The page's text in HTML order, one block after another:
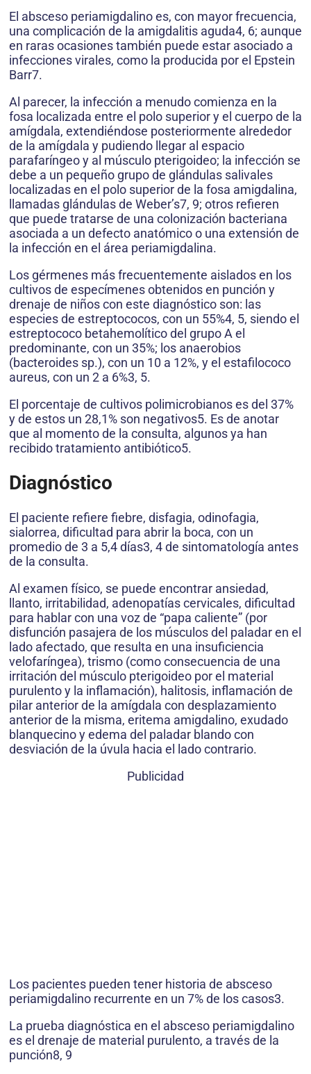
El absceso periamigdalino es, con mayor frecuencia,
una complicación de la amigdalitis aguda4, 6; aunque
en raras ocasiones también puede estar asociado a
infecciones virales, como la producida por el Epstein
Barr7.
Al parecer, la infección a menudo comienza en la
fosa localizada entre el polo superior y el cuerpo de la
amígdala, extendiéndose posteriormente alrededor
de la amígdala y pudiendo llegar al espacio
parafaríngeo y al músculo pterigoideo; la infección se
debe a un pequeño grupo de glándulas salivales
localizadas en el polo superior de la fosa amigdalina,
llamadas glándulas de Weber’s7, 9; otros refieren
que puede tratarse de una colonización bacteriana
asociada a un defecto anatómico o una extensión de
la infección en el área periamigdalina.
Los gérmenes más frecuentemente aislados en los
cultivos de especímenes obtenidos en punción y
drenaje de niños con este diagnóstico son: las
especies de estreptococos, con un 55%4, 5, siendo el
estreptococo betahemolítico del grupo A el
predominante, con un 35%; los anaerobios
(bacteroides sp.), con un 10 a 12%, y el estafilococo
aureus, con un 2 a 6%3, 5.
El porcentaje de cultivos polimicrobianos es del 37%
y de estos un 28,1% son negativos5. Es de anotar
que al momento de la consulta, algunos ya han
recibido tratamiento antibiótico5.
Diagnóstico
El paciente refiere fiebre, disfagia, odinofagia,
sialorrea, dificultad para abrir la boca, con un
promedio de 3 a 5,4 días3, 4 de sintomatología antes
de la consulta.
Al examen físico, se puede encontrar ansiedad,
llanto, irritabilidad, adenopatías cervicales, dificultad
para hablar con una voz de “papa caliente” (por
disfunción pasajera de los músculos del paladar en el
lado afectado, que resulta en una insuficiencia
velofaríngea), trismo (como consecuencia de una
irritación del músculo pterigoideo por el material
purulento y la inflamación), halitosis, inflamación de
pilar anterior de la amígdala con desplazamiento
anterior de la misma, eritema amigdalino, exudado
blanquecino y edema del paladar blando con
desviación de la úvula hacia el lado contrario.
Publicidad
Los pacientes pueden tener historia de absceso
periamigdalino recurrente en un 7% de los casos3.
La prueba diagnóstica en el absceso periamigdalino
es el drenaje de material purulento, a través de la
punción8, 9